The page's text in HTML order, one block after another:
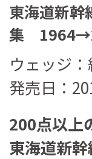
東海道新幹
集
ウェッジ：
発売日：
200点以上
東海道新幹